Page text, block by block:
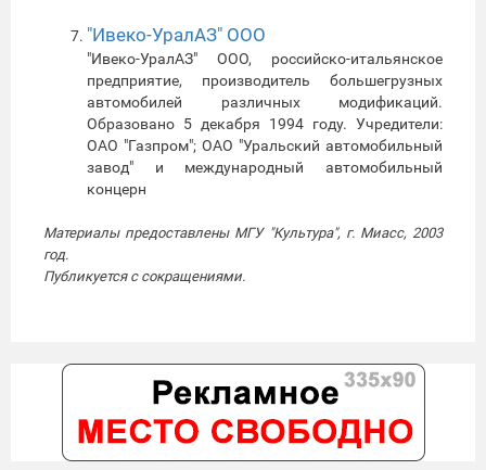
"Ивеко-УралАЗ" ООО
"Ивеко-УралАЗ" ООО, российско-итальянское
предприятие, производитель большегрузных
автомобилей различных модификаций.
Образовано 5 декабря 1994 году. Учредители:
ОАО "Газпром"; ОАО "Уральский автомобильный
завод" и международный автомобильный
концерн
Материалы предоставлены МГУ "Культура", г. Миасс, 2003
год.
Публикуется с сокращениями.